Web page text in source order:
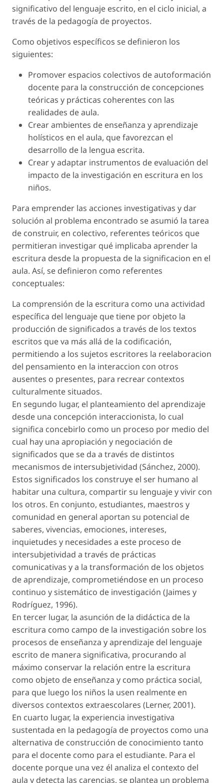
significativo del lenguaje escrito, en el ciclo inicial, a
través de la pedagogía de proyectos.
Como objetivos específicos se definieron los
siguientes:
Promover espacios colectivos de autoformación
docente para la construcción de concepciones
teóricas y prácticas coherentes con las
realidades de aula.
Crear ambientes de enseñanza y aprendizaje
holísticos en el aula, que favorezcan el
desarrollo de la lengua escrita.
Crear y adaptar instrumentos de evaluación del
impacto de la investigación en escritura en los
niños.
Para emprender las acciones investigativas y dar
solución al problema encontrado se asumió la tarea
de construir, en colectivo, referentes teóricos que
permitieran investigar qué implicaba aprender la
escritura desde la propuesta de la significacion en el
aula. Así, se definieron como referentes
conceptuales:
La comprensión de la escritura como una actividad
específica del lenguaje que tiene por objeto la
producción de significados a través de los textos
escritos que va más allá de la codificación,
permitiendo a los sujetos escritores la reelaboracion
del pensamiento en la interaccion con otros
ausentes o presentes, para recrear contextos
culturalmente situados.
En segundo lugar, el planteamiento del aprendizaje
desde una concepción interaccionista, lo cual
significa concebirlo como un proceso por medio del
cual hay una apropiación y negociación de
significados que se da a través de distintos
mecanismos de intersubjetividad (Sánchez, 2000).
Estos significados los construye el ser humano al
habitar una cultura, compartir su lenguaje y vivir con
los otros. En conjunto, estudiantes, maestros y
comunidad en general aportan su potencial de
saberes, vivencias, emociones, intereses,
inquietudes y necesidades a este proceso de
intersubjetividad a través de prácticas
comunicativas y a la transformación de los objetos
de aprendizaje, comprometiéndose en un proceso
continuo y sistemático de investigación (Jaimes y
Rodríguez, 1996).
En tercer lugar, la asunción de la didáctica de la
escritura como campo de la investigación sobre los
procesos de enseñanza y aprendizaje del lenguaje
escrito de manera significativa, procurando al
máximo conservar la relación entre la escritura
como objeto de enseñanza y como práctica social,
para que luego los niños la usen realmente en
diversos contextos extraescolares (Lerner, 2001).
En cuarto lugar, la experiencia investigativa
sustentada en la pedagogía de proyectos como una
alternativa de construcción de conocimiento tanto
para el docente como para el estudiante. Para el
docente porque una vez él analiza el contexto del
aula y detecta las carencias, se plantea un problema